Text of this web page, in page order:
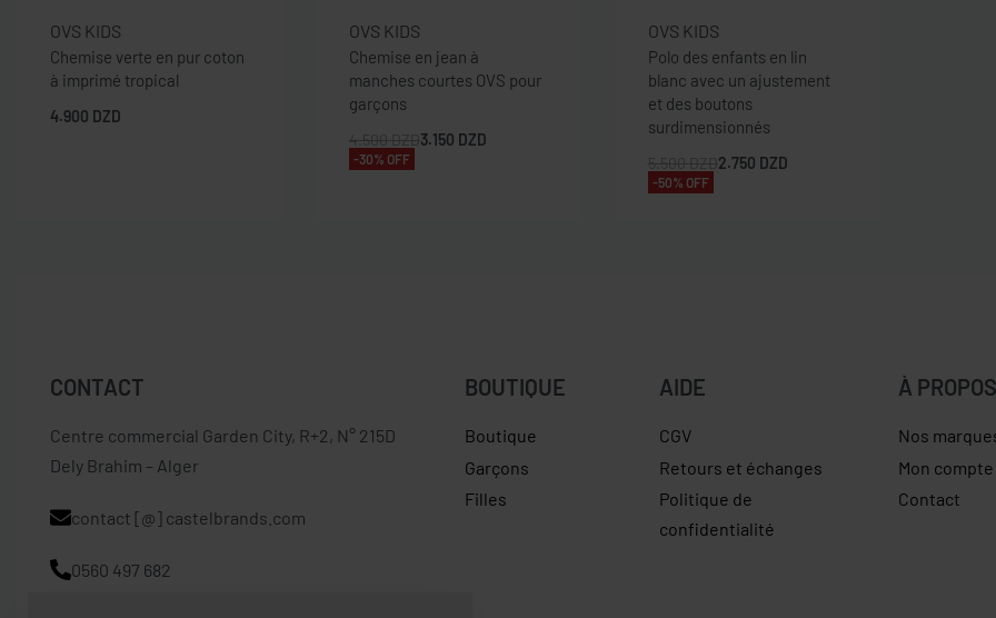
OVS KIDS
Chemise verte en pur coton
à imprimé tropical
4.900 DZD
OVS KIDS
Chemise en jean à
manches courtes OVS pour
garçons
3.150 DZD
-30% OFF
OVS KIDS
Polo des enfants en lin
blanc avec un ajustement
et des boutons
surdimensionnés
2.750 DZD
-50% OFF
CONTACT
Centre commercial Garden City, R+2, N° 215D
Dely Brahim – Alger
contact [@] castelbrands.com
0560 497 682
BOUTIQUE
Boutique
Garçons
Filles
AIDE
CGV
Retours et échanges
Politique de
confidentialité
À PROPOS
Nos
Mon compte
Contact